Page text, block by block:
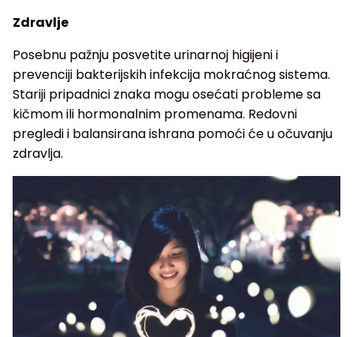
Zdravlje
Posebnu pažnju posvetite urinarnoj higijeni i
prevenciji bakterijskih infekcija mokraćnog sistema.
Stariji pripadnici znaka mogu osećati probleme sa
kičmom ili hormonalnim promenama. Redovni
pregledi i balansirana ishrana pomoći će u očuvanju
zdravlja.